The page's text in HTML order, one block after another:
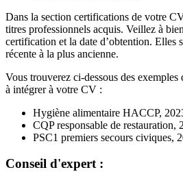
Dans la section certifications de votre
titres professionnels acquis. Veillez à
certification et la date d’obtention. Elles
récente à la plus ancienne.
Vous trouverez ci-dessous des
à intégrer à votre CV :
Hygiène alimentaire HACCP,
CQP responsable de restauration,
PSC1 premiers secours civiques,
Conseil d'expert :